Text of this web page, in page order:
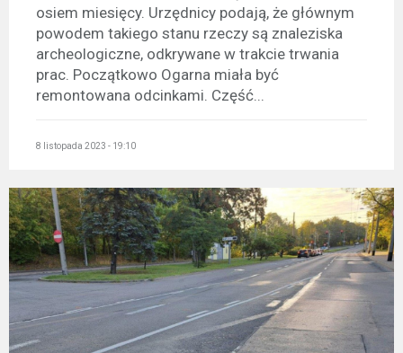
osiem miesięcy. Urzędnicy podają, że głównym
powodem takiego stanu rzeczy są znaleziska
archeologiczne, odkrywane w trakcie trwania
prac. Początkowo Ogarna miała być
remontowana odcinkami. Część...
8 listopada 2023 - 19:10